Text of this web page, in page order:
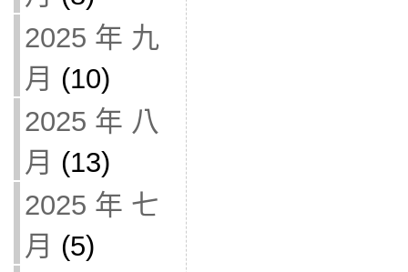
2025 年 九
月 (10)
2025 年 八
月 (13)
2025 年 七
月 (5)